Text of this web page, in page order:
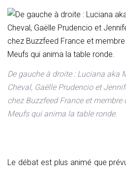
De gauche à droite : Luciana aka
Cheval, Gaëlle Prudencio et
chez Buzzfeed France et membre
Meufs qui anima la table ronde.
Le débat est plus animé que